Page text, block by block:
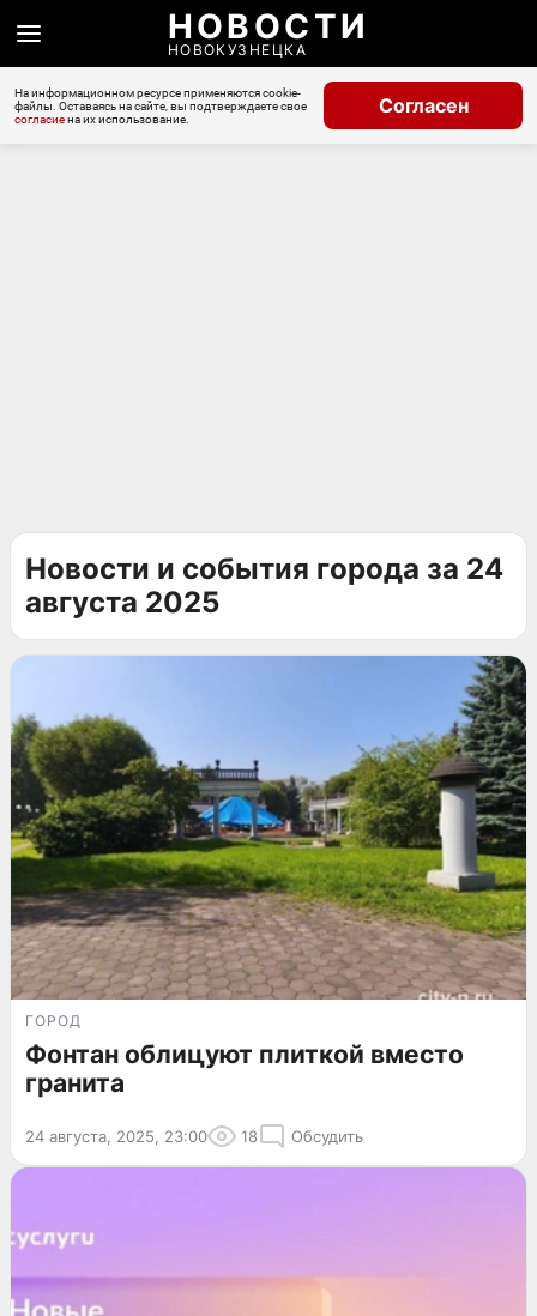
НОВОСТИ
НОВОКУЗНЕЦКА
На информационном ресурсе применяются cookie-
файлы. Оставаясь на сайте, вы подтверждаете свое
согласиена их использование.
Согласен
Новости и события города за 24
августа 2025
ГОРОД
Фонтан облицуют плиткой вместо
гранита
24 августа, 2025, 23:00 18 Обсудить